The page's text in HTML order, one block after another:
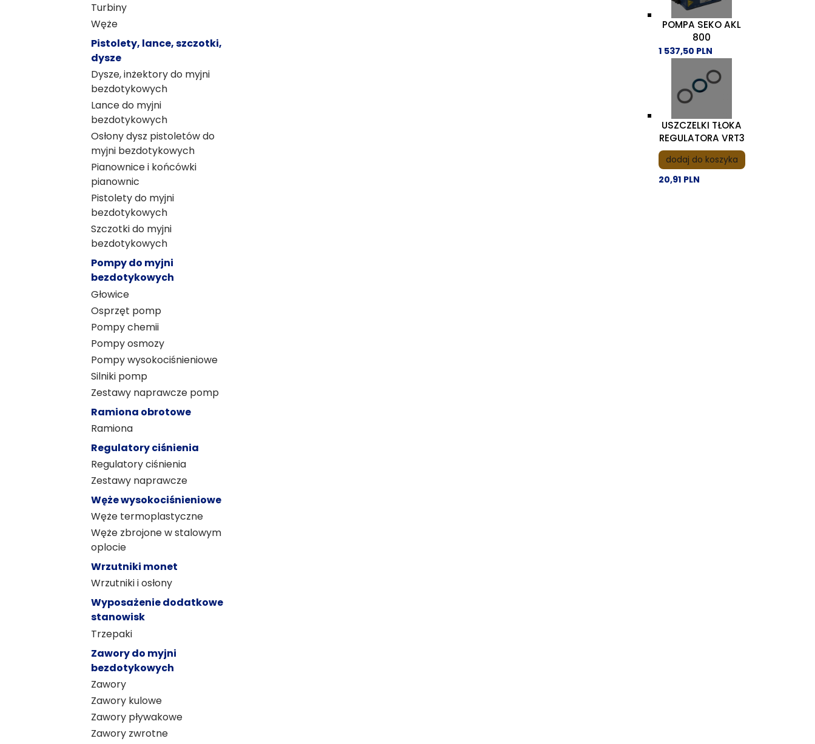
Turbiny
Węże
Pistolety, lance, szczotki,
dysze
Dysze, inżektory do myjni
bezdotykowych
Lance do myjni
bezdotykowych
Osłony dysz pistoletów do
myjni bezdotykowych
Pianownice i końcówki
pianownic
Pistolety do myjni
bezdotykowych
Szczotki do myjni
bezdotykowych
Pompy do myjni
bezdotykowych
Głowice
Osprzęt pomp
Pompy chemii
Pompy osmozy
Pompy wysokociśnieniowe
Silniki pomp
Zestawy naprawcze pomp
Ramiona obrotowe
Ramiona
Regulatory ciśnienia
Regulatory ciśnienia
Zestawy naprawcze
Węże wysokociśnieniowe
Węże termoplastyczne
Węże zbrojone w stalowym
oplocie
Wrzutniki monet
Wrzutniki i osłony
Wyposażenie dodatkowe
stanowisk
Trzepaki
Zawory do myjni
bezdotykowych
Zawory
Zawory kulowe
Zawory pływakowe
Zawory zwrotne
POMPA SEKO AKL
800
1 537,50 PLN
USZCZELKI TŁOKA
REGULATORA VRT3
dodaj do koszyka
20,91 PLN